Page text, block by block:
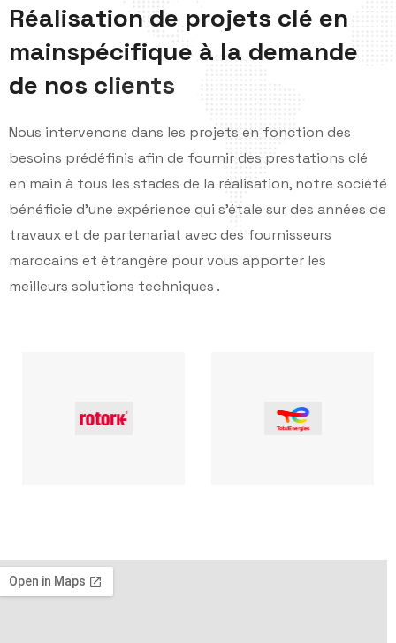
Réalisation de projets clé en
mainspécifique à la demande
de nos clients
Nous intervenons dans les projets en fonction des
besoins prédéfinis afin de fournir des prestations clé
en main à tous les stades de la réalisation, notre société
bénéficie d'une expérience qui s'étale sur des années de
travaux et de partenariat avec des fournisseurs
marocains et étrangère pour vous apporter les
meilleurs solutions techniques .